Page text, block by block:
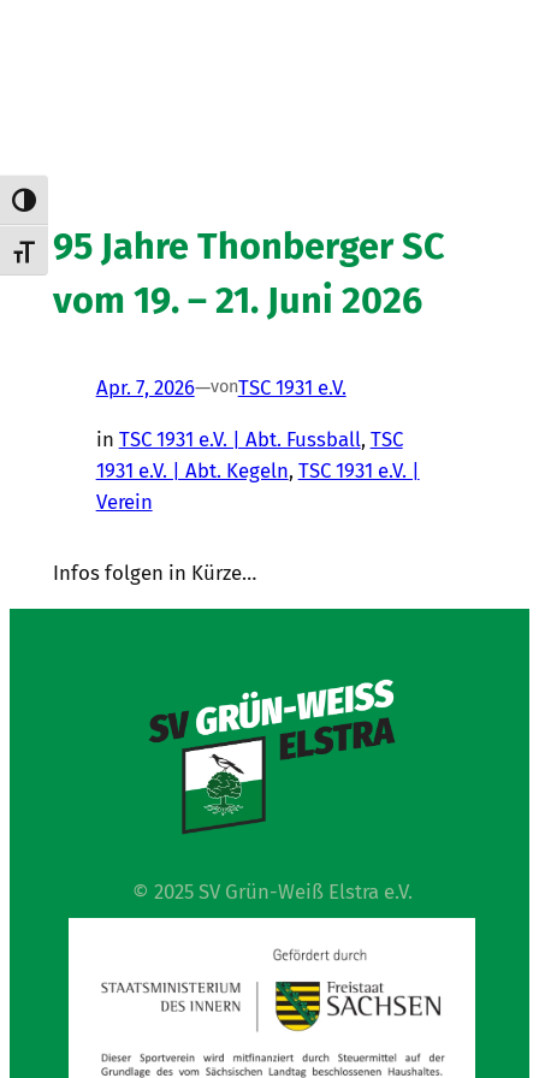
Umschalten auf hohe Kontraste
Schrift vergrößern
95 Jahre Thonberger SC
vom 19. – 21. Juni 2026
Apr. 7, 2026—vonTSC 1931 e.V.
in TSC 1931 e.V. | Abt. Fussball, TSC
1931 e.V. | Abt. Kegeln, TSC 1931 e.V. |
Verein
Infos folgen in Kürze…
© 2025 SV Grün-Weiß Elstra e.V.